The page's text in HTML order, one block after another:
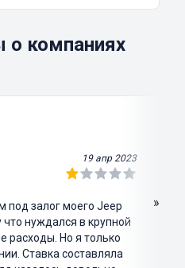
компаниях
19 апр 2023
под залог моего Jeep
нуждался в крупной
расходы. Но я только
Ставка составляла
»